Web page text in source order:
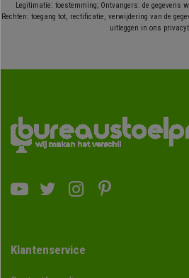
Legitimatie: toestemming; Ontvangers: de gegevens
Rechten: toegang tot, rectificatie, verwijdering van de
uitleggen in ons
Klantenservice